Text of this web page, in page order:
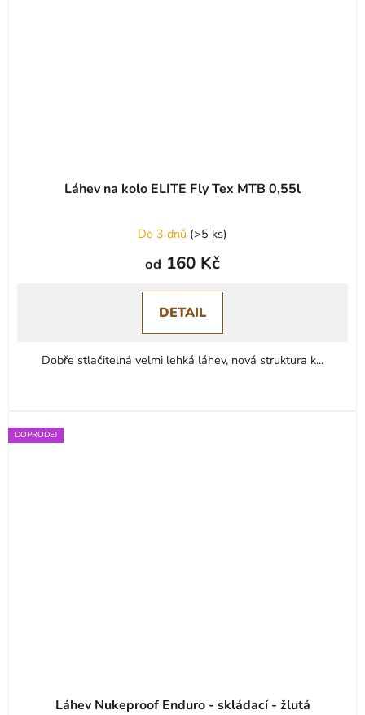
Láhev na kolo ELITE Fly Tex MTB 0,55l
Do 3 dnů (>5 ks)
od 160 Kč
DETAIL
Dobře stlačitelná velmi lehká láhev, nová struktura k...
DOPRODEJ
Láhev Nukeproof Enduro - skládací - žlutá